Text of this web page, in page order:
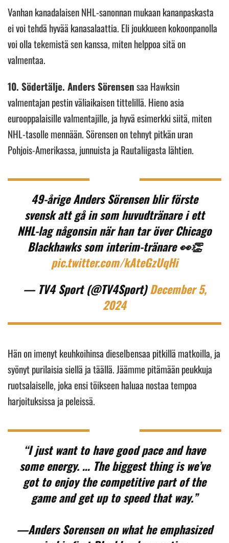
Vanhan kanadalaisen NHL-sanonnan mukaan kananpaskasta
ei voi tehdä hyvää kanasalaattia. Eli joukkueen kokoonpanolla
voi olla tekemistä sen kanssa, miten helppoa sitä on
valmentaa.
10. Södertälje. Anders Sörensensaa Hawksin
valmentajan pestin väliaikaisen tittelillä. Hieno asia
eurooppalaisille valmentajille, ja hyvä esimerkki siitä, miten
NHL-tasolle mennään. Sörensen on tehnyt pitkän uran
Pohjois-Amerikassa, junnuista ja Rautaliigasta lähtien.
49-årige Anders Sörensen blir förste
svensk att gå in som huvudtränare i ett
NHL-lag någonsin när han tar över Chicago
Blackhawks som interim-tränare 👀👏
pic.twitter.com/kAteGzUqHi
— TV4 Sport (@TV4Sport)December 5,
2024
Hän on imenyt keuhkoihinsa dieselbensaa pitkillä matkoilla, ja
syönyt purilaisia siellä ja täällä. Jäämme pitämään peukkuja
ruotsalaiselle, joka ensi töikseen haluaa nostaa tempoa
harjoituksissa ja peleissä.
“I just want to have good pace and have
some energy. … The biggest thing is we’ve
got to enjoy the competitive part of the
game and get up to speed that way.”
—Anders Sorensen on what he emphasized